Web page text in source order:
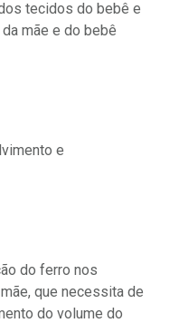
tecidos do bebê e
mãe e do bebê
e
do ferro nos
que necessita de
do volume do